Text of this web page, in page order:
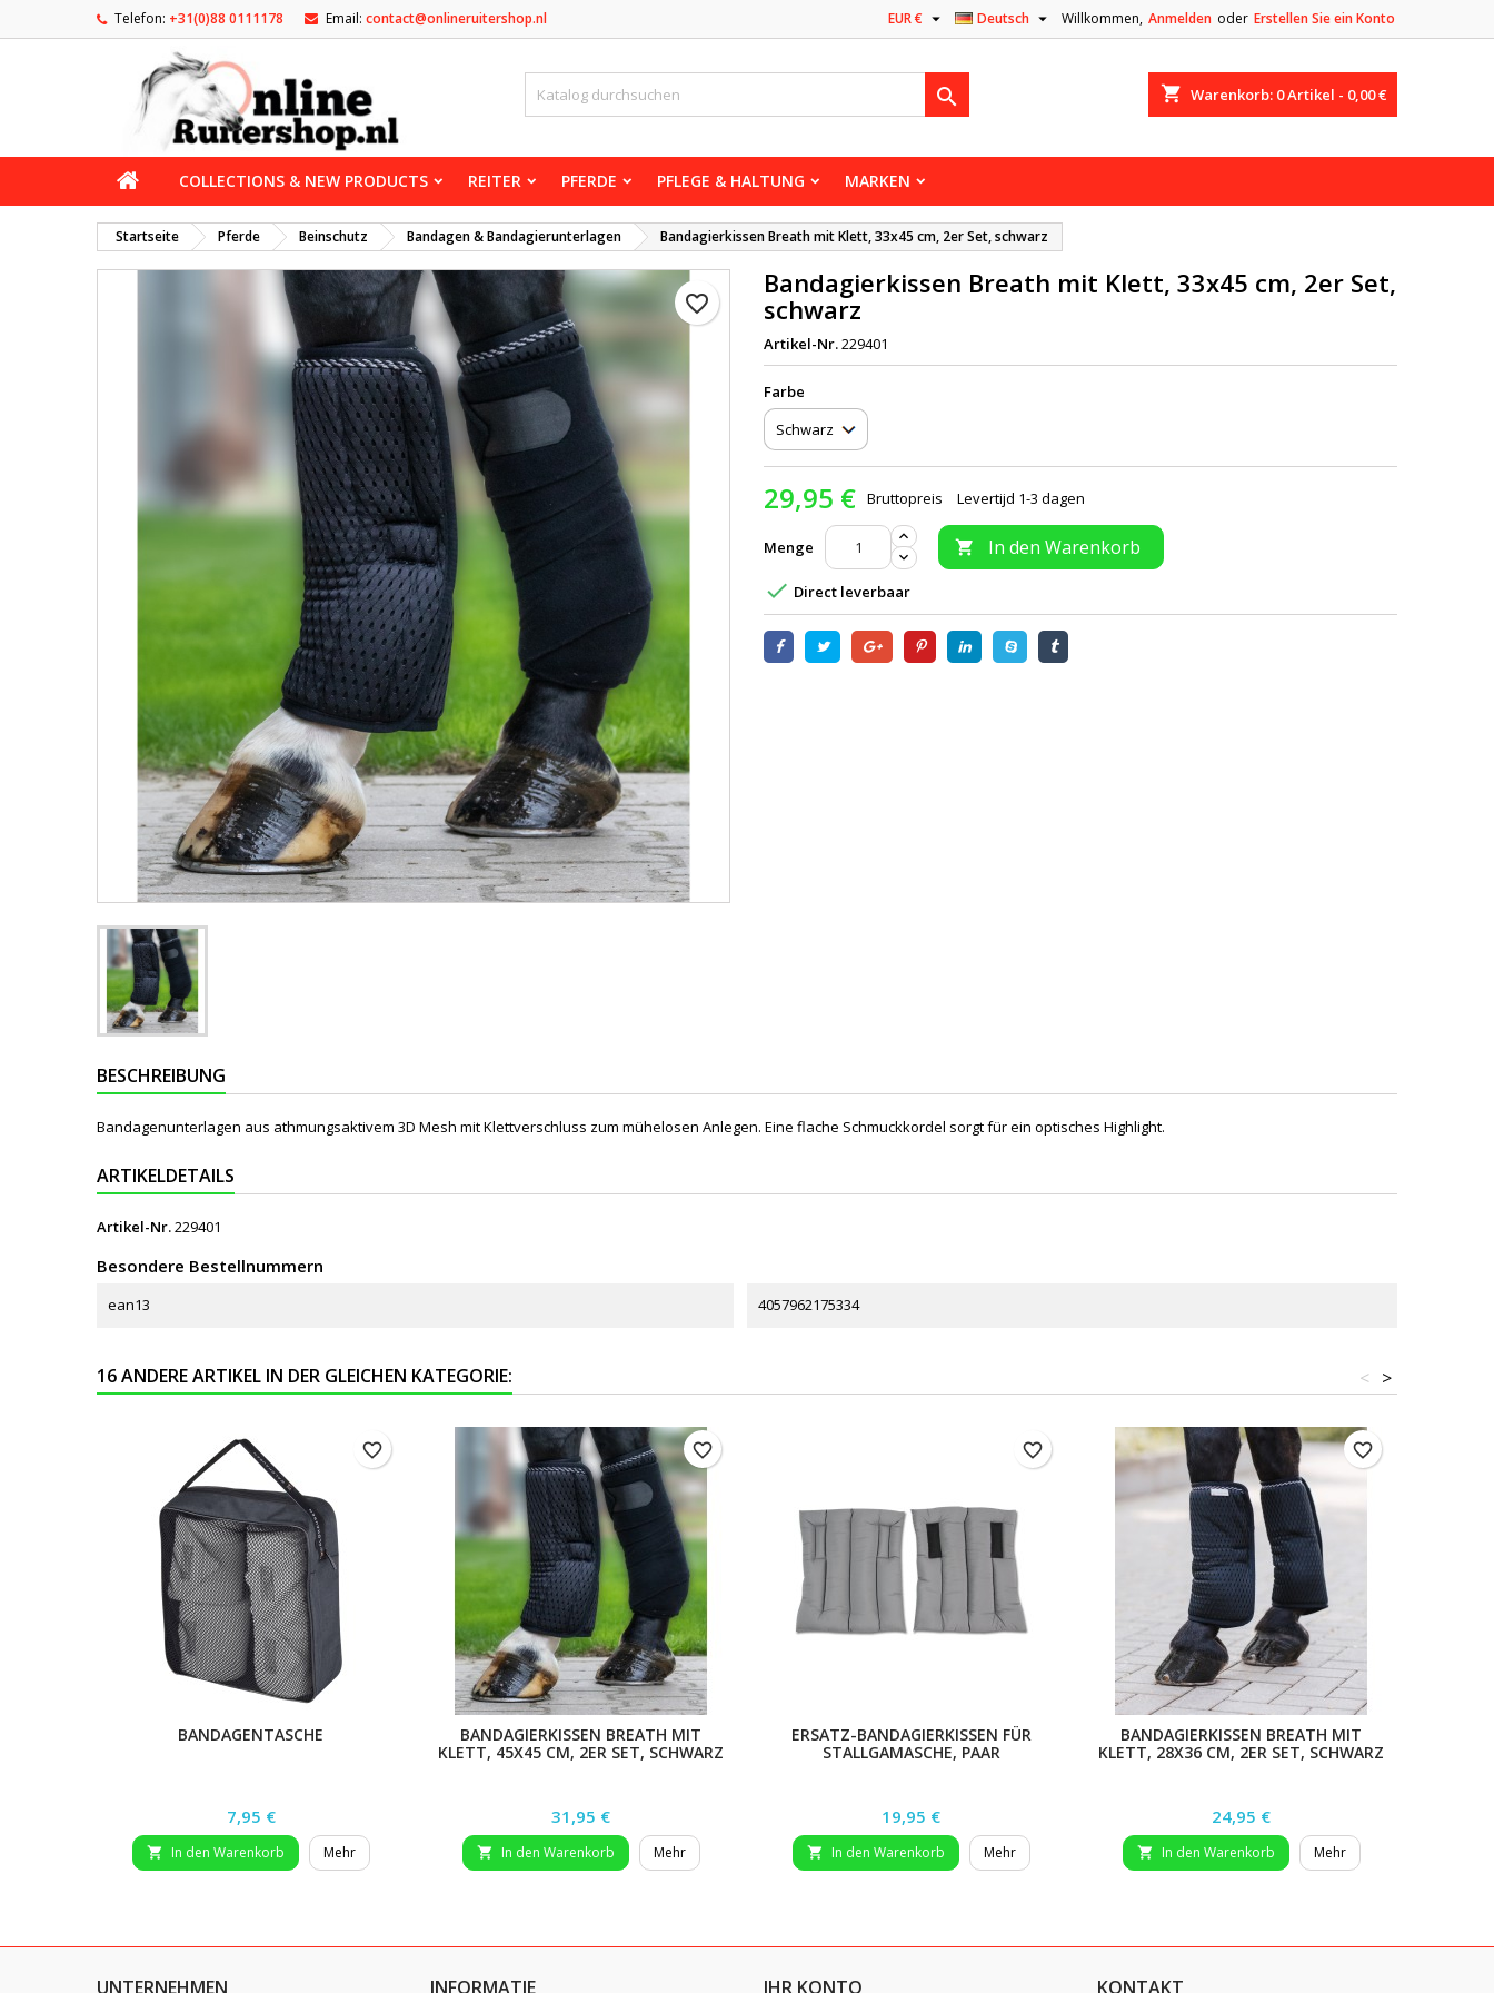
Telefon: +31(0)88 0111178 Email: contact@onlineruitershop.nl Willkommen, Anmelden oder Erstellen Sie ein Konto
Deutsch 
EUR € 
shopping_cart Warenkorb: 0Artikel - 0,00 €

COLLECTIONS & NEW PRODUCTS REITER PFERDE PFLEGE & HALTUNG MARKEN
Startseite Pferde Beinschutz Bandagen & Bandagierunterlagen Bandagierkissen Breath mit Klett, 33x45 cm, 2er Set, schwarz
favorite_border
Bandagierkissen Breath mit Klett, 33x45 cm, 2er Set,
schwarz
Artikel-Nr.229401
Farbe
29,95 € Bruttopreis Levertijd 1-3 dagen
Menge  In den Warenkorb
 Direct leverbaar
BESCHREIBUNG
Bandagenunterlagen aus athmungsaktivem 3D Mesh mit Klettverschluss zum mühelosen Anlegen. Eine flache Schmuckkordel sorgt für ein optisches Highlight.
ARTIKELDETAILS
Artikel-Nr.229401
Besondere Bestellnummern
ean13 4057962175334
16 ANDERE ARTIKEL IN DER GLEICHEN KATEGORIE: >
<
BANDAGENTASCHE
Preis
7,95 €
 In den Warenkorb Mehr
favorite_border
BANDAGIERKISSEN BREATH MIT
KLETT, 45X45 CM, 2ER SET, SCHWARZ
Preis
31,95 €
 In den Warenkorb Mehr
favorite_border
ERSATZ-BANDAGIERKISSEN FÜR
STALLGAMASCHE, PAAR
Preis
19,95 €
 In den Warenkorb Mehr
favorite_border
BANDAGIERKISSEN BREATH MIT
KLETT, 28X36 CM, 2ER SET, SCHWARZ
Preis
24,95 €
 In den Warenkorb Mehr
favorite_border
UNTERNEHMEN INFORMATIE IHR KONTO KONTAKT